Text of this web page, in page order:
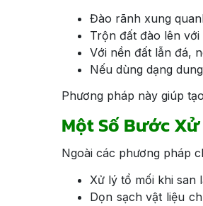
Đào rãnh xung
Trộn đất đào lên
Với nền đất lẫn đá,
Nếu dùng dạng
Phương pháp này giúp
Một Số Bước
Ngoài các phương pháp
Xử lý tổ mối khi san
Dọn sạch vật liệu